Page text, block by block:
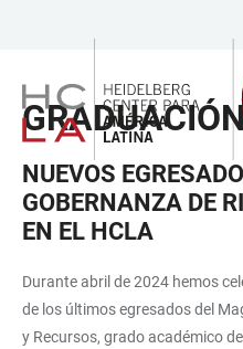
LINKS
MAIN
CONTENT
NAVIGATION
FORM
NUEVOS
GOBERNANZA DE
EN EL HCLA
Durante abril de 2024 hemos
de los últimos egresados del
y Recursos, grado académico